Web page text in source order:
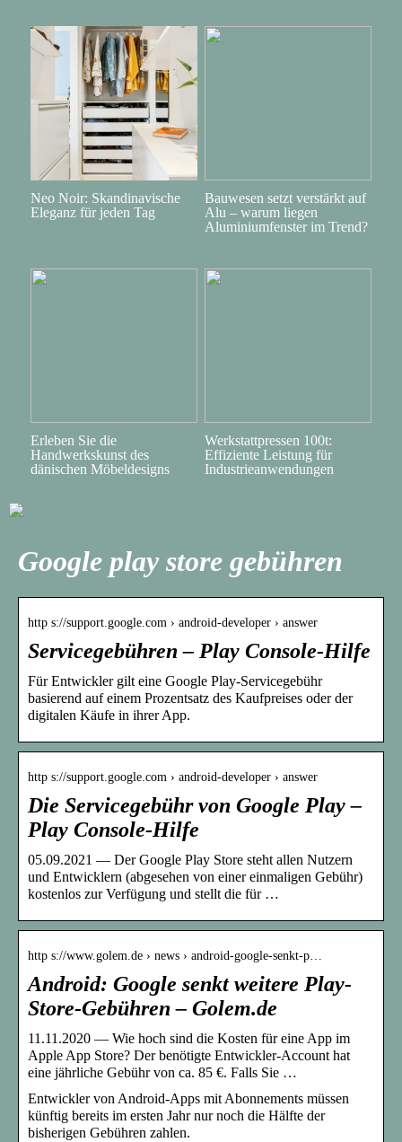
Neo Noir: Skandinavische
Eleganz für jeden Tag
Bauwesen setzt verstärkt auf
Alu – warum liegen
Aluminiumfenster im Trend?
Erleben Sie die
Handwerkskunst des
dänischen Möbeldesigns
Werkstattpressen 100t:
Effiziente Leistung für
Industrieanwendungen
Google play store gebühren
http s://support.google.com › android-developer › answer
Servicegebühren – Play Console-Hilfe
Für Entwickler gilt eine Google Play-Servicegebühr
basierend auf einem Prozentsatz des Kaufpreises oder der
digitalen Käufe in ihrer App.
http s://support.google.com › android-developer › answer
Die Servicegebühr von Google Play –
Play Console-Hilfe
05.09.2021 — Der Google Play Store steht allen Nutzern
und Entwicklern (abgesehen von einer einmaligen Gebühr)
kostenlos zur Verfügung und stellt die für …
http s://www.golem.de › news › android-google-senkt-p…
Android: Google senkt weitere Play-
Store-Gebühren – Golem.de
11.11.2020 — Wie hoch sind die Kosten für eine App im
Apple App Store? Der benötigte Entwickler-Account hat
eine jährliche Gebühr von ca. 85 €. Falls Sie …
Entwickler von Android-Apps mit Abonnements müssen
künftig bereits im ersten Jahr nur noch die Hälfte der
bisherigen Gebühren zahlen.